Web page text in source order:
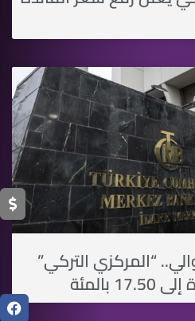
“المركزي التركي”